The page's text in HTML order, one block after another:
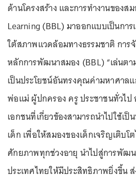
ด้านโครงสร้าง และการทำงานของส
Learning (BBL) มาออกแบบเป็นกา
ใต้สภาพแวดล้อมทางธรรมชาติ การ
หลักการพัฒนาสมอง (BBL) “เล่นต
เป็นประโยชน์อันทรงคุณค่ามหาศาล
พ่อแม่ ผู้ปกครอง ครู ประชาชนทั่วไป
เอกชนที่เกี่ยวข้องสามารถนำไปใช้เ
เด็ก เพื่อให้สมองของเด็กเจริญเติบโ
ศักยภาพทุกช่วงอายุ นำไปสู่การพัฒน
ประเทศไทยให้มีประสิทธิภาพยิ่งขึ้น